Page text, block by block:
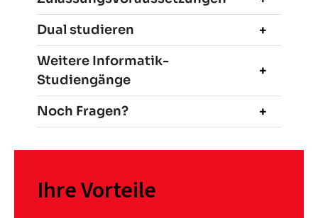
Dual studieren
Weitere Informatik-
Studiengänge
Noch Fragen?
Ihre Vorteile